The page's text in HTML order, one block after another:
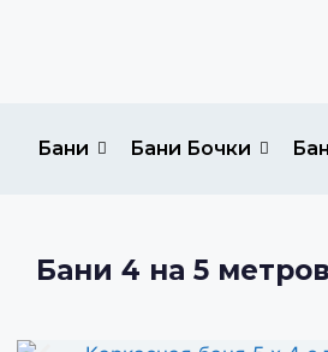
Бани Бани Бочки
Бани 4 на 5 метров